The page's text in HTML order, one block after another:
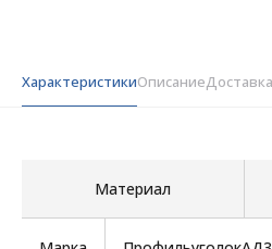
ХарактеристикиОписание
Материал